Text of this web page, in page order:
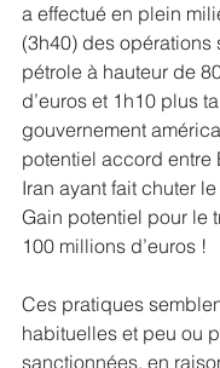
a effectué en plein
(3h40) des opérations
pétrole à hauteur de
d’euros et 1h10 plus
gouvernement
potentiel accord entre
Iran ayant fait chuter
Gain potentiel pour le
100 millions d’euros !
Ces pratiques
habituelles et peu ou
sanctionnées, en